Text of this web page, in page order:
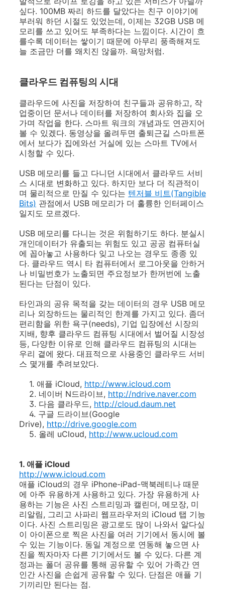
싶다. 100MB 짜리 하드를 달았다는 친구 이야기에
부러워 하던 시절도 있었는데, 이제는 32GB USB 메
모리를 쓰고 있어도 부족하다는 느낌이다. 시간이 흐
를수록 데이터는 쌓이기 때문에 아무리 풍족해져도
늘 조금만 더를 왜치진 않을까. 욕망처럼.
클라우드 컴퓨팅의 시대
클라우드에 사진을 저장하여 친구들과 공유하고, 작
업중이던 문서나 데이터를 저장하여 회사와 집을 오
가며 작업을 한다. 스마트 워크의 개념과도 연관지어
볼 수 있겠다. 동영상을 올려두면 출퇴근길 스마트폰
에서 보다가 집에와선 거실에 있는 스마트 TV에서
시청할 수 있다.
USB 메모리를 들고 다니던 시대에서 클라우드 서비
스 시대로 변화하고 있다. 하지만 보다 더 직관적이
며 물리적으로 만질 수 있다는 텐저블 비트(Tangible
Bits) 관점에서 USB 메모리가 더 훌륭한 인터페이스
일지도 모르겠다.
USB 메모리를 다니는 것은 위험하기도 하다. 분실시
개인데이터가 유출되는 위험도 있고 공공 컴퓨터실
에 꼽아놓고 사용하다 잊고 나오는 경우도 종종 있
다. 클라우드 역시 타 컴퓨터에서 로그아웃을 안하거
나 비밀번호가 노출되면 주요정보가 한꺼번에 노출
된다는 단점이 있다.
타인과의 공유 목적을 갖는 데이터의 경우 USB 메모
리나 외장하드는 물리적인 한계를 가지고 있다. 좀더
편리함을 위한 욕구(needs), 기업 입장에선 시장의
지배, 향후 클라우드 컴퓨팅 시대에서 벌어질 시장성
등, 다양한 이유로 인해 클라우드 컴퓨팅의 시대는
우리 곁에 왔다. 대표적으로 사용중인 클라우드 서비
스 몇개를 추려보았다.
1. 애플 iCloud, http://www.icloud.com
2. 네이버 N드라이브, http://ndrive.naver.com
3. 다음 클라우드, http://cloud.daum.net
4. 구글 드라이브(Google
Drive), http://drive.google.com
5. 올레 uCloud, http://www.ucloud.com
1. 애플 iCloud
http://www.icloud.com
애플 iCloud의 경우 iPhone-iPad-맥북레티나 때문
에 아주 유용하게 사용하고 있다. 가장 유용하게 사
용하는 기능은 사진 스트리밍과 캘린더, 메모장, 미
리알림, 그리고 사파리 웹프라우저의 iCloud 탭 기능
이다. 사진 스트리밍은 광고로도 많이 나와서 알다싶
이 아이폰으로 찍은 사진을 여러 기기에서 동시에 볼
수 있는 기능이다. 동일 계정으로 연동해 놓으면 사
진을 찍자마자 다른 기기에서도 볼 수 있다. 다른 계
정과는 폴더 공유를 통해 공유할 수 있어 가족간 연
인간 사진을 손쉽게 공유할 수 있다. 단점은 애플 기
기끼리만 된다는 점.